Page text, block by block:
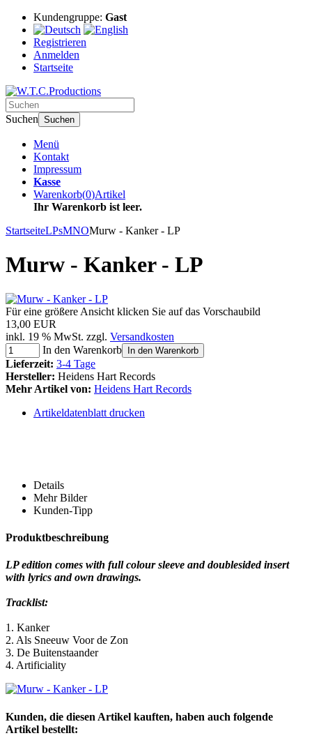
Kundengruppe: Gast
Registrieren
Anmelden
Startseite
Suchen Suchen
Menü
Kontakt
Impressum
Kasse
Warenkorb(0)Artikel
Ihr Warenkorb ist leer.
StartseiteLPsMNOMurw - Kanker - LP
Murw - Kanker - LP
Für eine größere Ansicht klicken Sie auf das Vorschaubild
13,00 EUR
inkl. 19 % MwSt. zzgl. Versandkosten
In den Warenkorb
In den Warenkorb
Lieferzeit: 3-4 Tage
Hersteller: Heidens Hart Records
Mehr Artikel von: Heidens Hart Records
Artikeldatenblatt drucken
Details
Mehr Bilder
Kunden-Tipp
Produktbeschreibung
LP edition comes with full colour sleeve and doublesided insert
with lyrics and own drawings.
Tracklist:
1. Kanker
2. Als Sneeuw Voor de Zon
3. De Buitenstaander
4. Artificiality
Kunden, die diesen Artikel kauften, haben auch folgende
Artikel bestellt: